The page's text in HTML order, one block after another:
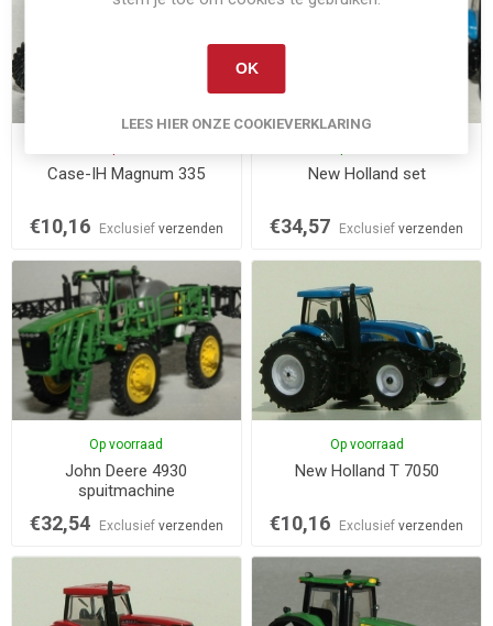
Case-IH Magnum 335
€10,16 Exclusief verzenden
New Holland set
€34,57 Exclusiefverzenden
Op voorraad
John Deere 4930
spuitmachine
€32,54 Exclusief verzenden
Op voorraad
New Holland T 7050
€10,16 Exclusiefverzenden
OK
LEES HIER ONZE COOKIEVERKLARING